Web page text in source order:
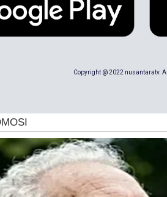
Copyright @ 2022 nusantaratv.